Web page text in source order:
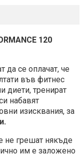
120
да се оплачат, че
във фитнес
диети, тренират
набавят
изисквания, за
не грешат някъде
им е заложено